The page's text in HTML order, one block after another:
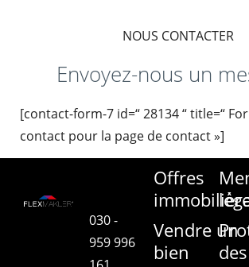
NOUS CONTACTER
Envoyez-nous un
[contact-form-7 id=“ 28134 “ title=“
contact pour la page de contact »]
030 -
959 996
Offres
Vendre un
bien
des